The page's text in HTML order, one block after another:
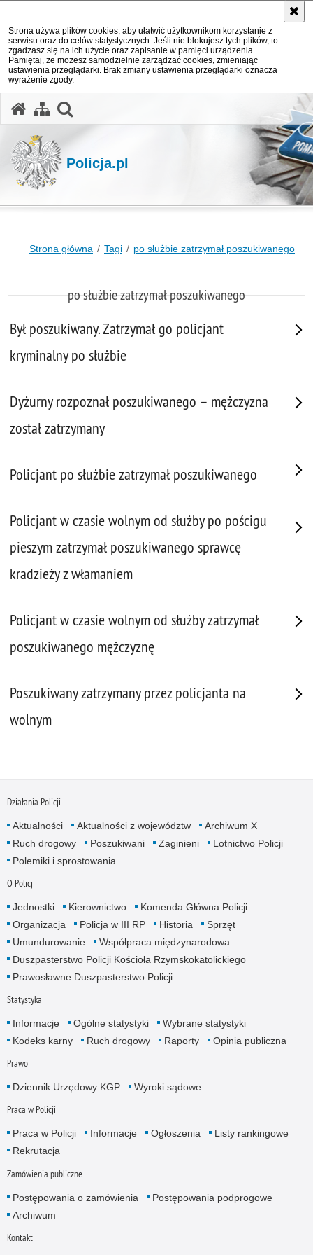
Strona używa plików cookies, aby ułatwić użytkownikom korzystanie z
serwisu oraz do celów statystycznych. Jeśli nie blokujesz tych plików, to
zgadzasz się na ich użycie oraz zapisanie w pamięci urządzenia.
Pamiętaj, że możesz samodzielnie zarządzać cookies, zmieniając
ustawienia przeglądarki. Brak zmiany ustawienia przeglądarki oznacza
wyrażenie zgody.
Policja.pl
Strona główna Tagi po służbie zatrzymał poszukiwanego
po służbie zatrzymał poszukiwanego
Był poszukiwany. Zatrzymał go policjant
kryminalny po służbie
Dyżurny rozpoznał poszukiwanego – mężczyzna
został zatrzymany
Policjant po służbie zatrzymał poszukiwanego
Policjant w czasie wolnym od służby po pościgu
pieszym zatrzymał poszukiwanego sprawcę
kradzieży z włamaniem
Policjant w czasie wolnym od służby zatrzymał
poszukiwanego mężczyznę
Poszukiwany zatrzymany przez policjanta na
wolnym
Działania Policji
Aktualności Aktualności z województw
Archiwum X
Ruch drogowy
Poszukiwani Zaginieni
Lotnictwo Policji
Polemiki i sprostowania
O Policji
Jednostki Kierownictwo
Komenda Główna Policji
Organizacja
Policja w III RP Historia
Sprzęt
Umundurowanie
Współpraca międzynarodowa
Duszpasterstwo Policji Kościoła Rzymskokatolickiego
Prawosławne Duszpasterstwo Policji
Statystyka
Informacje Ogólne statystyki
Wybrane statystyki
Kodeks karny
Ruch drogowy Raporty Opinia publiczna
Prawo
Dziennik Urzędowy KGP Wyroki sądowe
Praca w Policji
Praca w Policji Informacje Ogłoszenia
Listy rankingowe
Rekrutacja
Zamówienia publiczne
Postępowania o zamówienia
Postępowania podprogowe
Archiwum
Kontakt